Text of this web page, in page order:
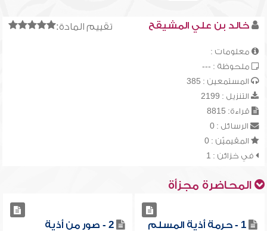
تقييم المادة: خالد بن علي المشيقح
معلومات :
ملحوظة : ---
المستمعين : 385
التنزيل : 2199
قراءة: 8815
الرسائل : 0
المقيميّن : 0
في خزائن : 1
المحاضرة مجزأة
1 - حرمة أذية المسلم
2 - صور من أذية